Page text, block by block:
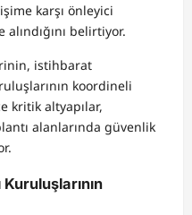
karşı önleyici
belirtiyor.
istihbarat
koordineli
kritik altyapılar,
alanlarında güvenlik